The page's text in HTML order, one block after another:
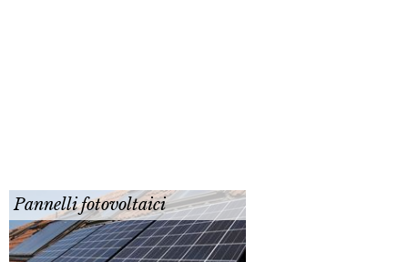
Pannelli fotovoltaici